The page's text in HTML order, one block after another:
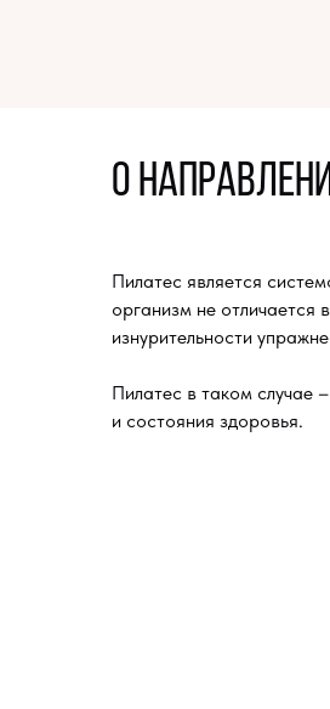
о
Пилатес является
организм не отличается
изнурительности
Пилатес в таком случае
и состояния здоровья.